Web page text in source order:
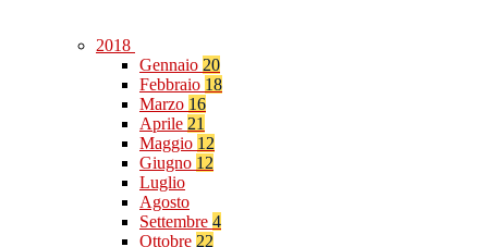
2018
Gennaio 20
Febbraio 18
Marzo 16
Aprile 21
Maggio 12
Giugno 12
Luglio
Agosto
Settembre 4
Ottobre 22